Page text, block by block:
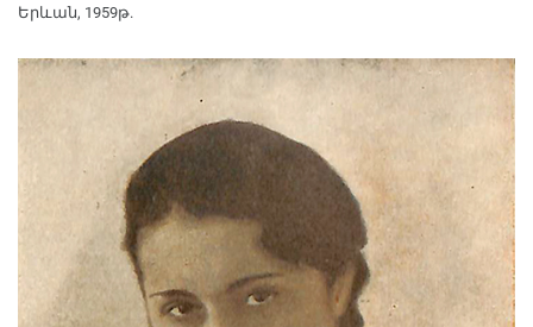
Երևան, 1959թ.